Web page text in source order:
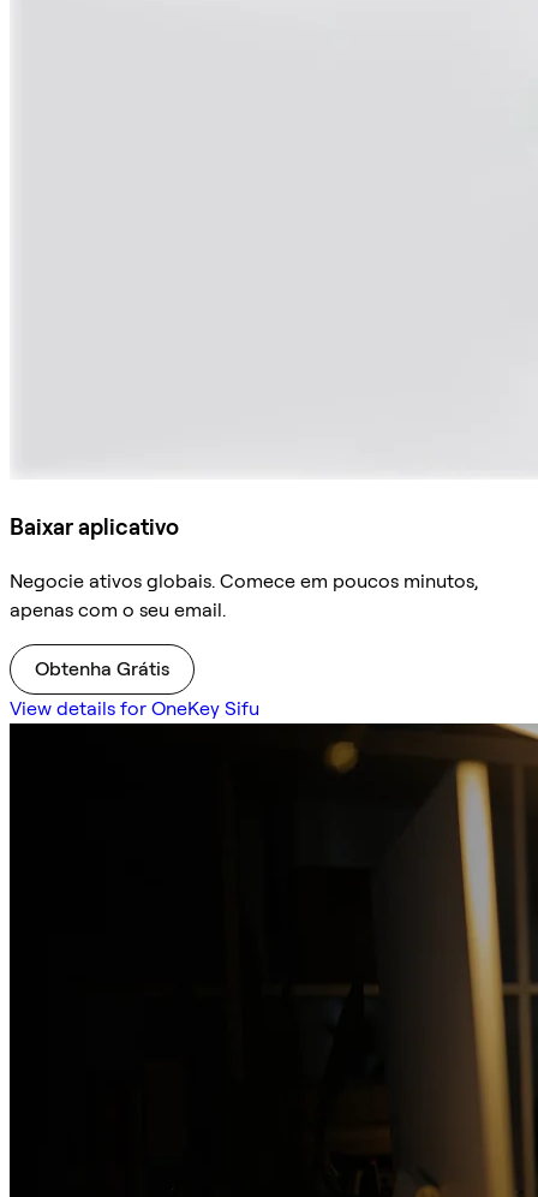
Baixar aplicativo
Negocie ativos globais. Comece em poucos minutos,
apenas com o seu email.
Obtenha Grátis
View details for OneKey Sifu